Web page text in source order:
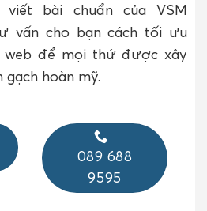
bài chuẩn của VSM
vấn cho bạn cách tối ưu
web để mọi thứ được xây
hoàn mỹ.
089 688
9595